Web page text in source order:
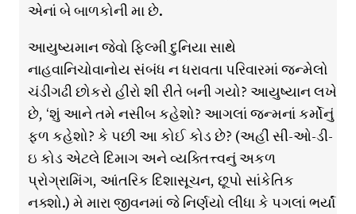
એનાં બે બાળકોની મા છે.
આયુષ્યમાન જેવો ફિલ્મી દુનિયા સાથે
નાહવાનિચોવાનોય સંબંધ ન ધરાવતા પરિવારમાં જન્મેલો
ચંડીગઢી છોકરો હીરો શી રીતે બની ગયો? આયુષ્યાન લખે
છે, ‘શું આને તમે નસીબ કહેશો? આગલાં જન્મનાં કર્મોનું
ફળ કહેશો? કે પછી આ કોઈ કોડ છે? (અહીં સી-ઓ-ડી-
ઇ કોડ એટલે દિમાગ અને વ્યક્તિત્ત્વનું અકળ
પ્રોગ્રામિંગ, આંતરિક દિશાસૂચન, છૂપો સાંકેતિક
નક્શો.) મે મારા જીવનમાં જે નિર્ણયો લીધા કે પગલાં ભર્યાં